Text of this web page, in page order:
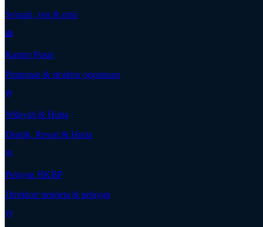
Sejarah, visi & misi
Kantor Pusat
Pimpinan & struktur organisasi
Wilayah & Huria
Distrik, Resort & Huria
Pelayan HKBP
Direktori pendeta & pelayan